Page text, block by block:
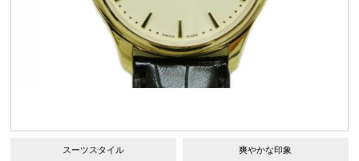
スーツスタイル 爽やかな印象